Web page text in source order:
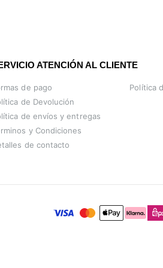
ATENCIÓN AL CLIENTE
de pago
de Devolución
de envíos y entregas
y Condiciones
de contacto
Política